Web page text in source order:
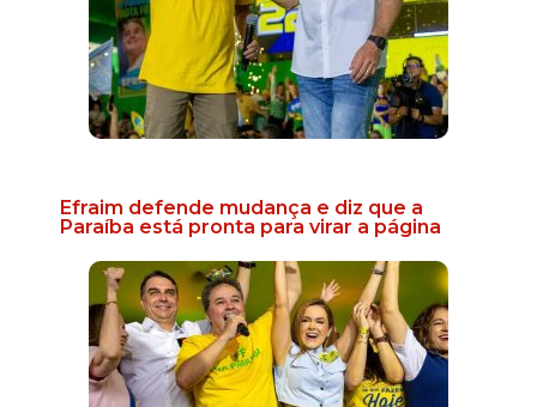
Efraim defende mudança e diz que a
Paraíba está pronta para virar a página